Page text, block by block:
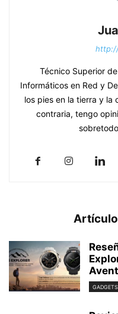
Técnico Superior
Informáticos en Red y
los pies en la tierra y la
contraria, tengo
GADGETS